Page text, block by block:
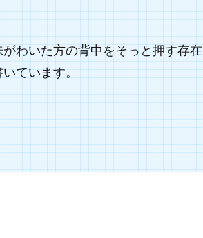
わいた方の背中をそっと押す存在
ています。